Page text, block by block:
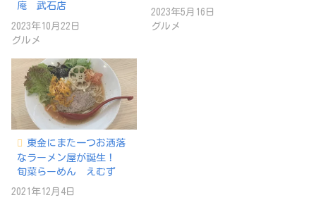
庵 武石店
2023年10月22日
グルメ
2023年5月16日
グルメ
東金にまた一つお洒落
なラーメン屋が誕生！
旬菜らーめん えむず
2021年12月4日